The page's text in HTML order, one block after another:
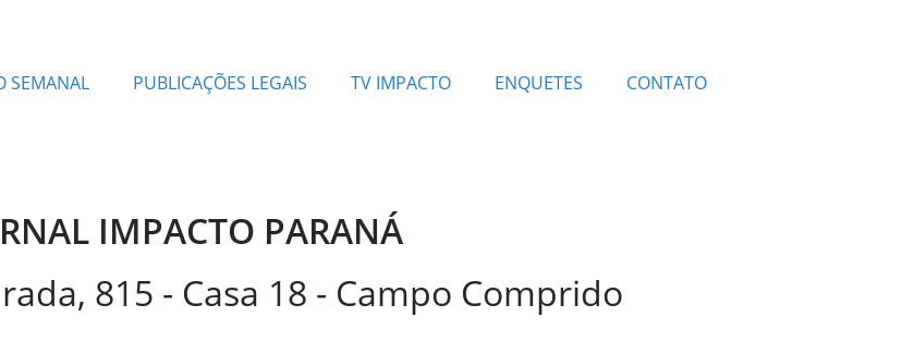
SEMANAL PUBLICAÇÕES LEGAIS TV IMPACTO ENQUETES CONTATO
IMPACTO PARANÁ
815 - Casa 18 - Campo Comprido